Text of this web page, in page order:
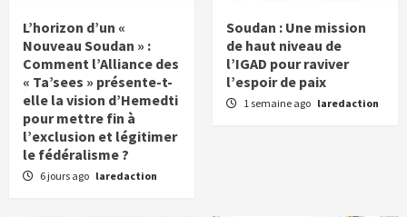
L’horizon d’un «
Nouveau Soudan » :
Comment l’Alliance des
« Ta’sees » présente-t-
elle la vision d’Hemedti
pour mettre fin à
l’exclusion et légitimer
le fédéralisme ?
6 jours ago laredaction
Soudan : Une mission
de haut niveau de
l’IGAD pour raviver
l’espoir de paix
1 semaine ago laredaction